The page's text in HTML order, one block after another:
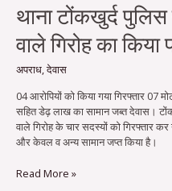
थाना टोंकखुर्द
वाले गिरोह का किया
अपराध,देवास
04 आरोपियों को किया गया गिरफ्तार
सहित डेढ़ लाख का सामान जब्त देवास।
वाले गिरोह के चार सदस्यों को गिरफ्तार
और केवल व अन्य सामान जप्त किया है।
किया
पर्दाफाश
Read More »